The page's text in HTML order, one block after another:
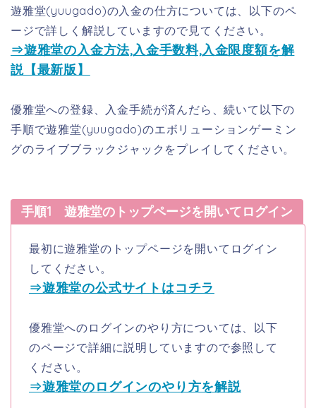
遊雅堂(yuugado)の入金の仕方については、以下のペ
ージで詳しく解説していますので見てください。
⇒遊雅堂の入金方法,入金手数料,入金限度額を解
説【最新版】
優雅堂への登録、入金手続が済んだら、続いて以下の
手順で遊雅堂(yuugado)のエボリューションゲーミン
グのライブブラックジャックをプレイしてください。
手順1 遊雅堂のトップページを開いてログイン
最初に遊雅堂のトップページを開いてログイン
してください。
⇒遊雅堂の公式サイトはコチラ
優雅堂へのログインのやり方については、以下
のページで詳細に説明していますので参照して
ください。
⇒遊雅堂のログインのやり方を解説